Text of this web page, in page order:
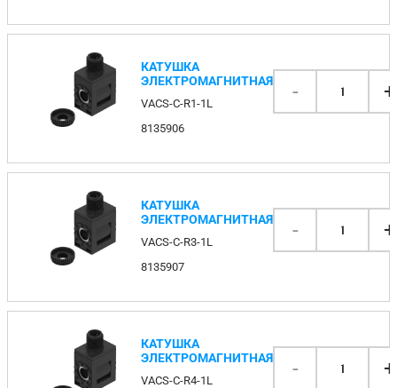
КАТУШКА
ЭЛЕКТРОМАГНИТНАЯ
VACS-C-R1-1L
8135906
- 1 +
КАТУШКА
ЭЛЕКТРОМАГНИТНАЯ
VACS-C-R3-1L
8135907
- 1 +
КАТУШКА
ЭЛЕКТРОМАГНИТНАЯ
VACS-C-R4-1L
- 1 +